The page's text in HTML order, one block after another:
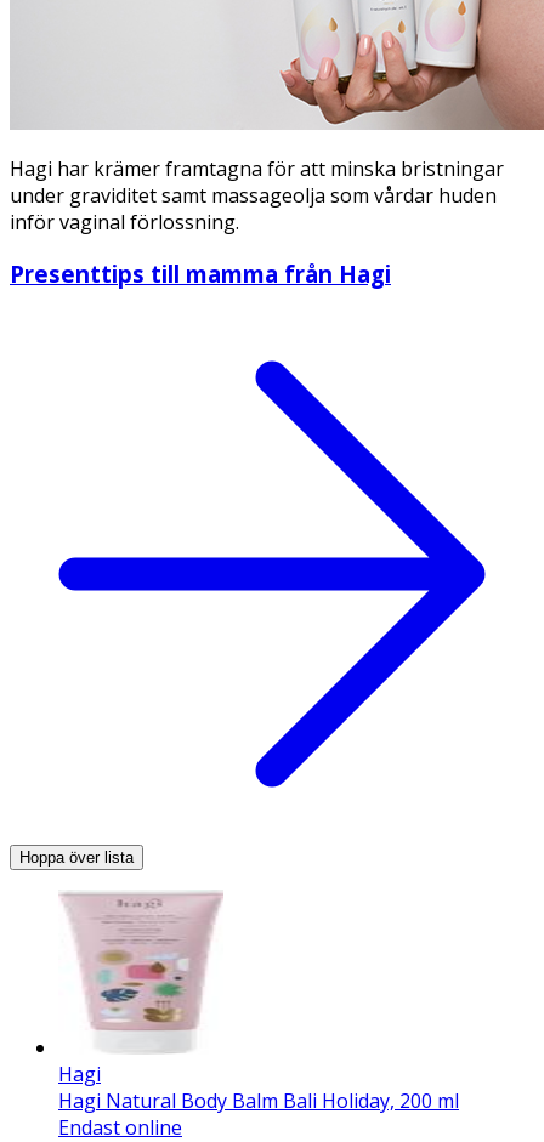
Hagi har krämer framtagna för att minska bristningar
under graviditet samt massageolja som vårdar huden
inför vaginal förlossning.
Presenttips till mamma från Hagi
Hoppa över lista
Hagi
Hagi Natural Body Balm Bali Holiday, 200 ml
Endast online